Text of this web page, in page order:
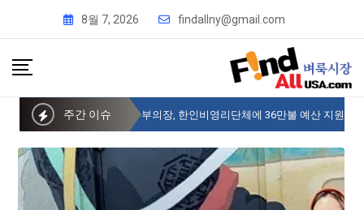
8월 7, 2026 findallny@gmail.com
주간 이슈
뉴욕시의회 샌드라 황 부의장, 한인비영리단체에 36만불 예산 지원